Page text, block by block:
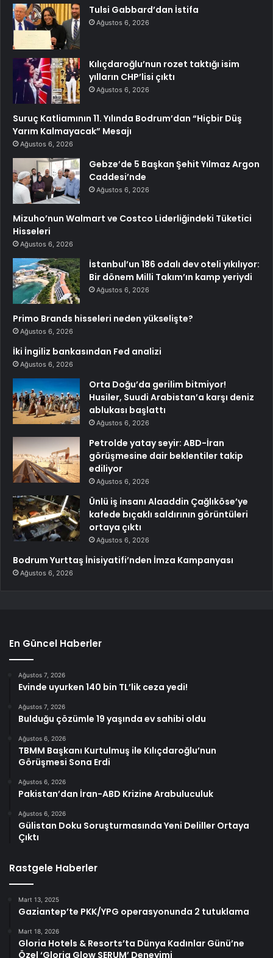
Tulsi Gabbard’dan İstifa
Ağustos 6, 2026
Kılıçdaroğlu’nun rozet taktığı isim
yılların CHP’lisi çıktı
Ağustos 6, 2026
Suruç Katliamının 11. Yılında Bodrum’dan “Hiçbir Düş
Yarım Kalmayacak” Mesajı
Ağustos 6, 2026
Gebze’de 5 Başkan Şehit Yılmaz Argon
Caddesi’nde
Ağustos 6, 2026
Mizuho’nun Walmart ve Costco Liderliğindeki Tüketici
Hisseleri
Ağustos 6, 2026
İstanbul’un 186 odalı dev oteli yıkılıyor:
Bir dönem Milli Takım’ın kamp yeriydi
Ağustos 6, 2026
Primo Brands hisseleri neden yükselişte?
Ağustos 6, 2026
İki İngiliz bankasından Fed analizi
Ağustos 6, 2026
Orta Doğu’da gerilim bitmiyor!
Husiler, Suudi Arabistan’a karşı deniz
ablukası başlattı
Ağustos 6, 2026
Petrolde yatay seyir: ABD-İran
görüşmesine dair beklentiler takip
ediliyor
Ağustos 6, 2026
Ünlü iş insanı Alaaddin Çağlıköse’ye
kafede bıçaklı saldırının görüntüleri
ortaya çıktı
Ağustos 6, 2026
Bodrum Yurttaş İnisiyatifi’nden İmza Kampanyası
Ağustos 6, 2026
En Güncel Haberler
Ağustos 7, 2026
Evinde uyurken 140 bin TL’lik ceza yedi!
Ağustos 7, 2026
Bulduğu çözümle 19 yaşında ev sahibi oldu
Ağustos 6, 2026
TBMM Başkanı Kurtulmuş ile Kılıçdaroğlu’nun
Görüşmesi Sona Erdi
Ağustos 6, 2026
Pakistan’dan İran-ABD Krizine Arabuluculuk
Ağustos 6, 2026
Gülistan Doku Soruşturmasında Yeni Deliller Ortaya
Çıktı
Rastgele Haberler
Mart 13, 2025
Gaziantep’te PKK/YPG operasyonunda 2 tutuklama
Mart 18, 2026
Gloria Hotels & Resorts’ta Dünya Kadınlar Günü’ne
Özel ‘Gloria Glow SERUM’ Deneyimi